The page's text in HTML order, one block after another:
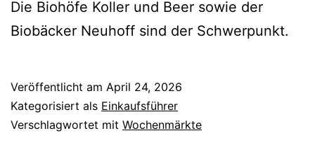
Die Biohöfe Koller und Beer sowie der
Biobäcker Neuhoff sind der Schwerpunkt.
Veröffentlicht am April 24, 2026
Kategorisiert als Einkaufsführer
Verschlagwortet mit Wochenmärkte